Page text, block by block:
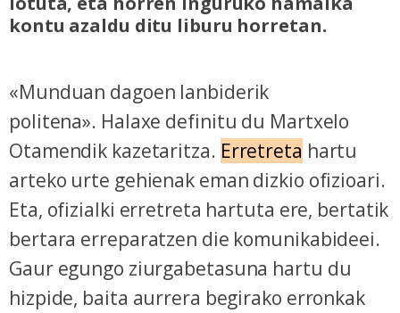
kontu azaldu ditu liburu horretan.
«Munduan dagoen lanbiderik
politena». Halaxe definitu du Martxelo
Otamendik kazetaritza. Erretreta hartu
arteko urte gehienak eman dizkio ofizioari.
Eta, ofizialki erretreta hartuta ere, bertatik
bertara erreparatzen die komunikabideei.
Gaur egungo ziurgabetasuna hartu du
hizpide, baita aurrera begirako erronkak